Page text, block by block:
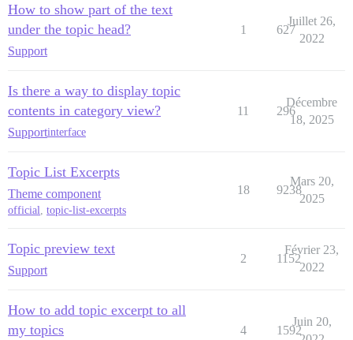
How to show part of the text
under the topic head?
Support
1 627
Juillet 26,
2022
Is there a way to display topic
contents in category view?
Supportinterface
11 296
Décembre
18, 2025
Topic List Excerpts
Theme component
official topic-list-excerpts
18 9238
Mars 20,
2025
Topic preview text
Support
2 1152
Février 23,
2022
How to add topic excerpt to all
my topics
4 1592
Juin 20,